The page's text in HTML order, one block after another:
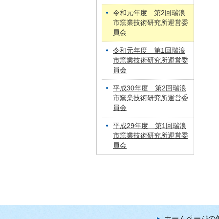
令和元年度 第2回瑞浪
市窯業技術研究所運営委
員会
令和元年度 第1回瑞浪
市窯業技術研究所運営委
員会
平成30年度 第2回瑞浪
市窯業技術研究所運営委
員会
平成29年度 第1回瑞浪
市窯業技術研究所運営委
員会